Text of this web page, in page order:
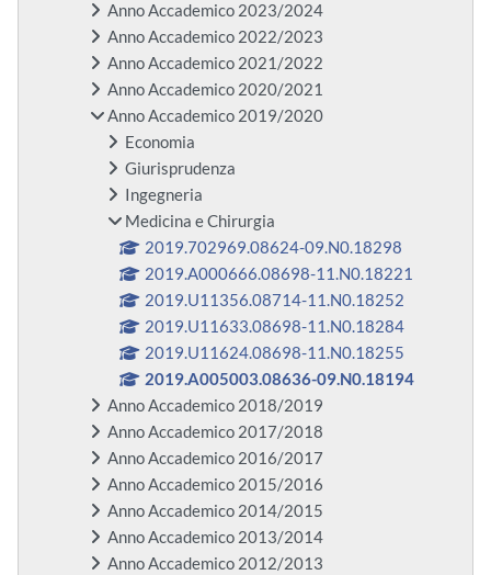
Anno Accademico 2023/2024
Anno Accademico 2022/2023
Anno Accademico 2021/2022
Anno Accademico 2020/2021
Anno Accademico 2019/2020
Economia
Giurisprudenza
Ingegneria
Medicina e Chirurgia
2019.702969.08624-09.N0.18298
2019.A000666.08698-11.N0.18221
2019.U11356.08714-11.N0.18252
2019.U11633.08698-11.N0.18284
2019.U11624.08698-11.N0.18255
2019.A005003.08636-09.N0.18194
Anno Accademico 2018/2019
Anno Accademico 2017/2018
Anno Accademico 2016/2017
Anno Accademico 2015/2016
Anno Accademico 2014/2015
Anno Accademico 2013/2014
Anno Accademico 2012/2013